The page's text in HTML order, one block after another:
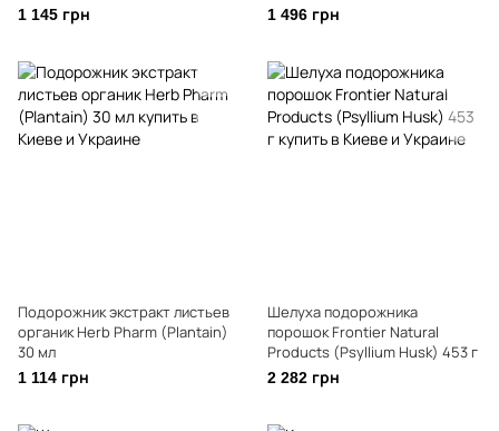
1 145 грн 1 496 грн
Подорожник экстракт листьев
органик Herb Pharm (Plantain)
30 мл
1 114 грн
Шелуха подорожника
порошок Frontier Natural
Products (Psyllium Husk) 453 г
2 282 грн